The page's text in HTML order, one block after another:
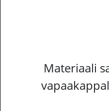
Materiaali